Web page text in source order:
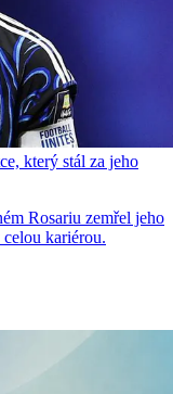
který stál za jeho
Rosariu zemřel jeho
kariérou.